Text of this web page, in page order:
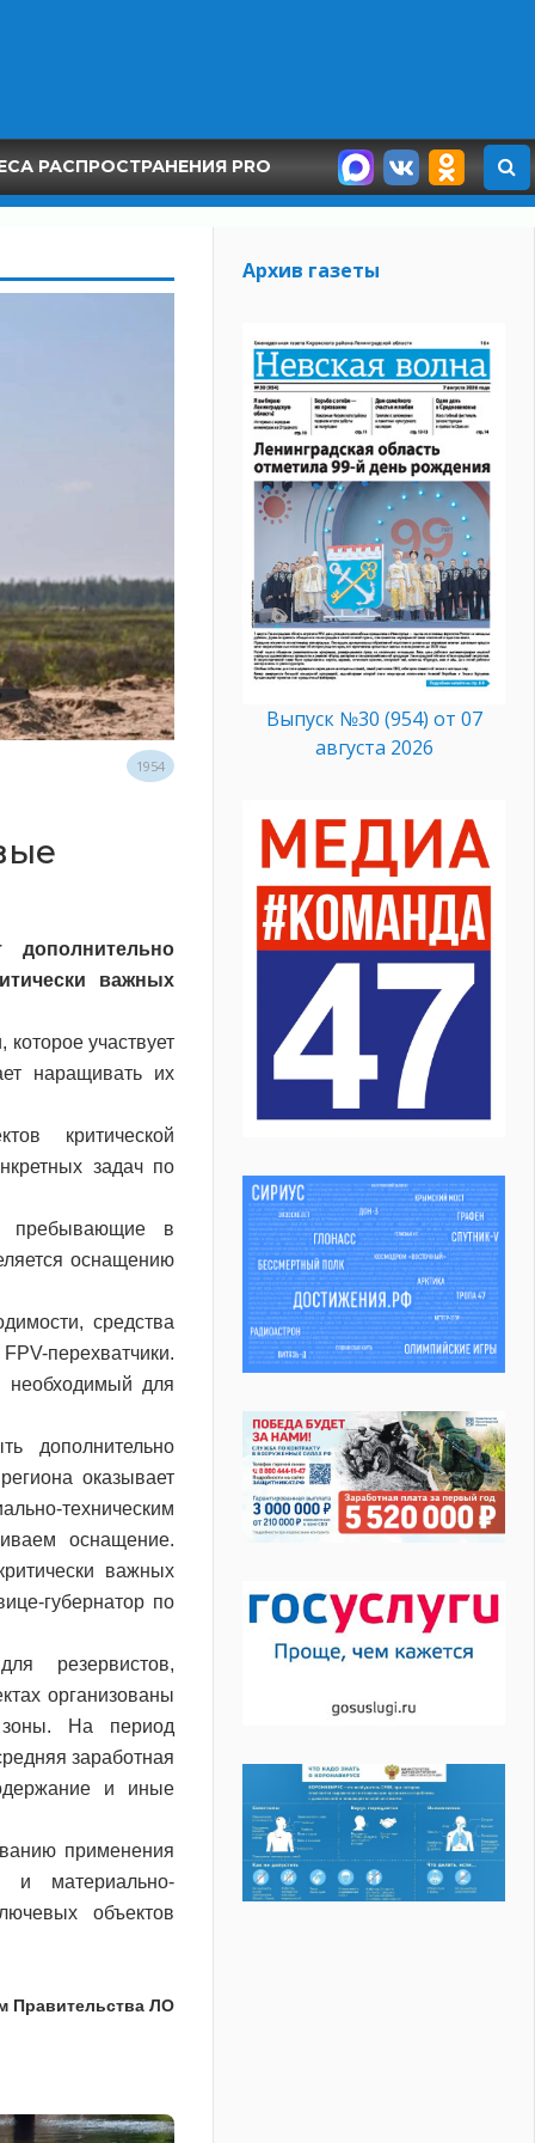
РАСПРОСТРАНЕНИЯ PRO
1954
важных
участвует
наращивать их
критической
задач по
пребывающие в
оснащению
средства
перехватчики.
необходимый для
дополнительно
оказывает
техническим
оснащение.
важных
губернатор по
резервистов,
организованы
На период
заработная
и иные
применения
и материально-
объектов
Правительства ЛО
Архив газеты
Выпуск №30 (954) от 07
августа 2026